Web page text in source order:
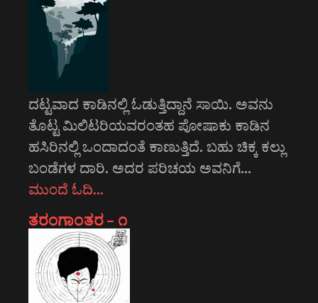
ದಟ್ಟವಾದ ಕಾಡಿನಲ್ಲಿ ಓಡುತ್ತಿದ್ದಾನೆ ಸಾಯಿ. ಅವನು
ತೊಟ್ಟ ಮಿಲಿಟರಿಯವರಂತಹ ಪೋಷಾಕು ಕಾಡಿನ
ಹಸಿರಿನಲ್ಲಿ ಒಂದಾದಂತೆ ಕಾಣುತ್ತಿದೆ. ಬಹು ಚಿಕ್ಕ ಕಲ್ಲು
ಬಂಡೆಗಳ ದಾರಿ. ಅದರ ಪರಿಚಯ ಅವನಿಗೆ…
ಮುಂದೆ ಓದಿ…
ತರಂಗಾಂತರ – ೧